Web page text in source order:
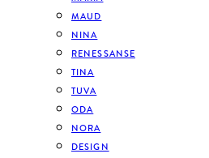
MAUD
NINA
RENESSANSE
TINA
TUVA
ODA
NORA
DESIGN